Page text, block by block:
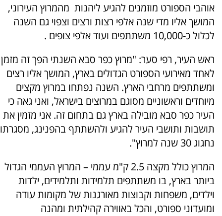
אוהבי הספורט מוזמנים להגיע ליהנות מהמרוץ העירוני,
המושך אליו מדי שנה אלפי רצות ורצים וצפוי גם השנה
לכלול כ-10,000 משתתפים ועוד אלפי צופים .
ראש העיר, רפי סער: "מרוץ כפר סבא השנתי הפך זה מזמן
לאחד מאירועי הספורט הגדולים בארץ, המושך אליו רצים
ומשתתפים מרחבי הארץ. השנה נפתחו במרוץ מקצים
מיוחדים וראשוניים מסוגם במרוצים בישראל, ואני גאה כי
העיר כפר סבא מובילה בארץ גם בתחום זה. אני מזמין את
תושבות ותושבי העיר להגיע ולהשתתף בהפנינג, מסגרתו
נחגוג 30 שנה למרוץ".
המרוץ כולל מקצה 2.5 ק"מ עממי – המרוץ העממי הגדול
ביותר בארץ, בו משתתפים תלמידות ותלמידים, ילדות
וילדים, משפחות וקבוצות מאורגנות של מקומות עודה
ומועדוני ספורט, והכל באווירה קהילתית ומהנה